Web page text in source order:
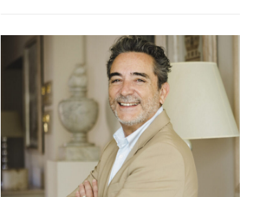
de Desarrollo Sostenible y el arraigo
territorial, tanto en Andalucía como en